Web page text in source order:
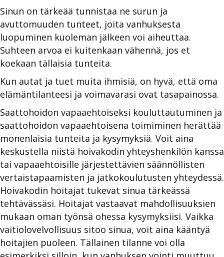
Sinun on tärkeää tunnistaa ne surun ja
avuttomuuden tunteet, joita vanhuksesta
luopuminen kuoleman jälkeen voi aiheuttaa.
Suhteen arvoa ei kuitenkaan vähennä, jos et
koekaan tällaisia tunteita.
Kun autat ja tuet muita ihmisiä, on hyvä, että oma
elämäntilanteesi ja voimavarasi ovat tasapainossa.
Saattohoidon vapaaehtoiseksi kouluttautuminen ja
saattohoidon vapaaehtoisena toimiminen herättää
monenlaisia tunteita ja kysymyksiä. Voit aina
keskustella niistä hoivakodin yhteyshenkilön kanssa
tai vapaaehtoisille järjestettävien säännöllisten
vertaistapaamisten ja jatkokoulutusten yhteydessä.
Hoivakodin hoitajat tukevat sinua tärkeässä
tehtävässäsi. Hoitajat vastaavat mahdollisuuksien
mukaan oman työnsä ohessa kysymyksiisi. Vaikka
vaitiolovelvollisuus sitoo sinua, voit aina kääntyä
hoitajien puoleen. Tällainen tilanne voi olla